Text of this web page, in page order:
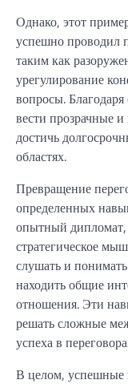
Однако, этот
успешно проводил
таким как
урегулирование
вопросы.
вести прозрачные
достичь
областях.
Превращение
определенных
опытный дипломат,
стратегическое
слушать и
находить общие
отношения. Эти
решать сложные
успеха в
В целом, успешные